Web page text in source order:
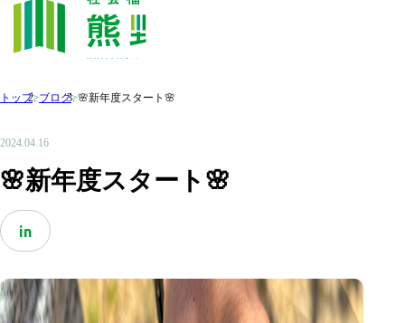
🌸新年度スタート🌸
2024.04.16
in
トップ>ブログ>🌸新年度スタート🌸